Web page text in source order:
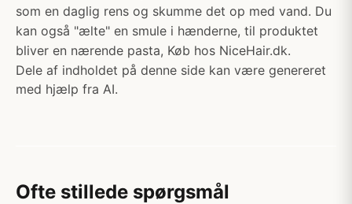
som en daglig rens og skumme det op med vand. Du
kan også "ælte" en smule i hænderne, til produktet
bliver en nærende pasta, Køb hos NiceHair.dk.
Dele af indholdet på denne side kan være genereret
med hjælp fra AI.
Ofte stillede spørgsmål